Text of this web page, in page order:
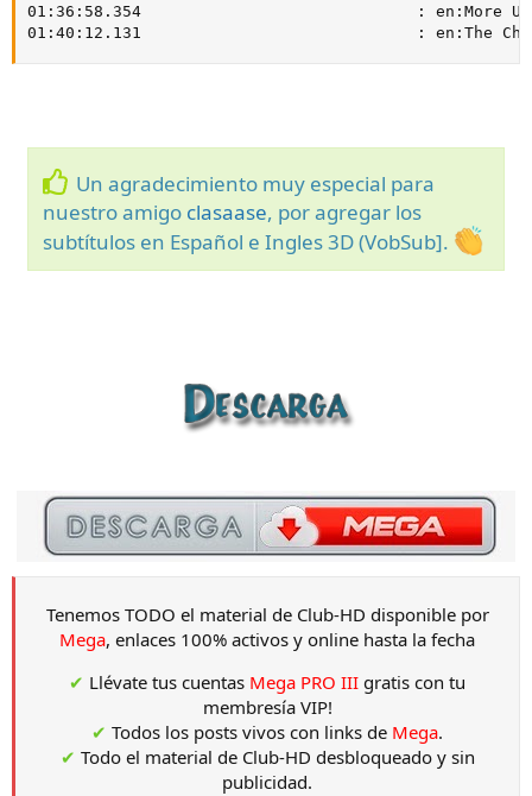
01:36:58.354                             : en:More Ups
01:40:12.131                             : en:The
Un agradecimiento muy especial para
nuestro amigo clasaase, por agregar los
subtítulos en Español e Ingles 3D (VobSub].
Tenemos TODO el material de Club-HD disponible por
Mega, enlaces 100% activos y online hasta la fecha
✔ Llévate tus cuentas Mega PRO III gratis con tu
membresía VIP!
✔ Todos los posts vivos con links de Mega.
✔ Todo el material de Club-HD desbloqueado y sin
publicidad.